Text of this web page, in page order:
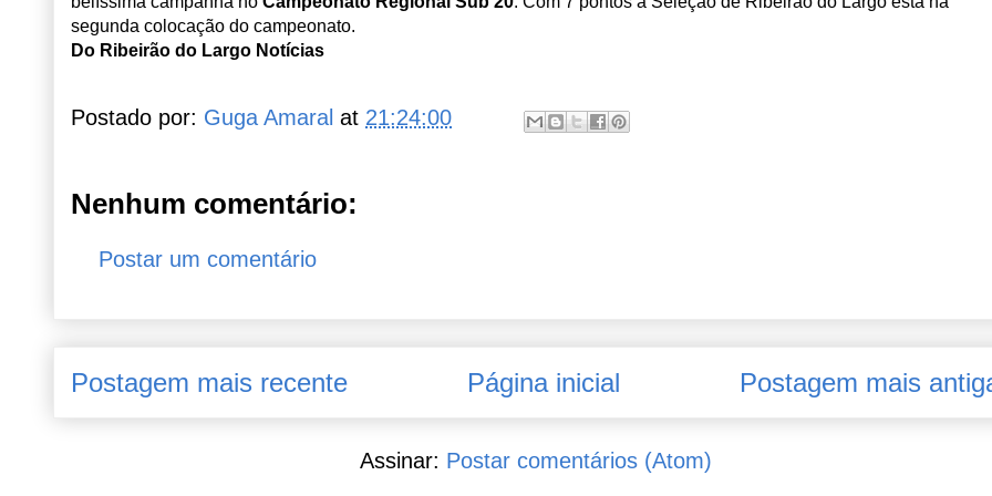
segunda colocação do campeonato.
Do Ribeirão do Largo Notícias
Postado por: Guga Amaral at 21:24:00
Nenhum comentário:
Postar um comentário
Postagem mais recente Postagem mais
Página inicial
Assinar: Postar comentários (Atom)